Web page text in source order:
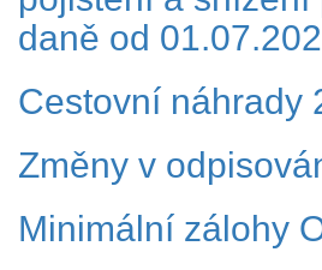
daně od
Cestovní náhrady
Změny v
Minimální zálohy